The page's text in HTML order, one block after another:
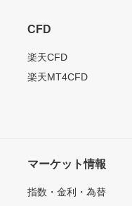
CFD
楽天CFD
楽天MT4CFD
マーケット情報
指数・金利・為替